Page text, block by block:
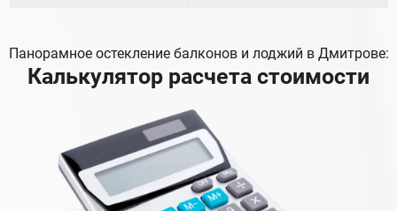
Панорамное остекление балконов и лоджий в Дмитрове:
Калькулятор расчета стоимости